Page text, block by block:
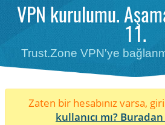
VPN kurulumu.
11.
Trust.Zone VPN'ye
Zaten bir hesabınız varsa,
kullanıcı mı?